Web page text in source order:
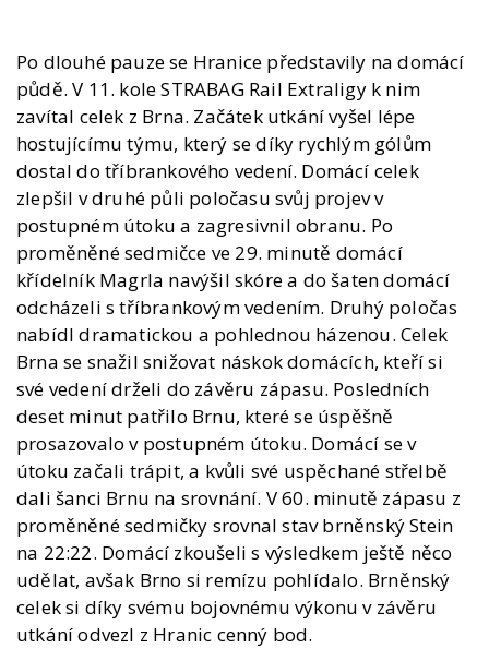
Po dlouhé pauze se Hranice představily na domácí
půdě. V 11. kole STRABAG Rail Extraligy k nim
zavítal celek z Brna. Začátek utkání vyšel lépe
hostujícímu týmu, který se díky rychlým gólům
dostal do tříbrankového vedení. Domácí celek
zlepšil v druhé půli poločasu svůj projev v
postupném útoku a zagresivnil obranu. Po
proměněné sedmičce ve 29. minutě domácí
křídelník Magrla navýšil skóre a do šaten domácí
odcházeli s tříbrankovým vedením. Druhý poločas
nabídl dramatickou a pohlednou házenou. Celek
Brna se snažil snižovat náskok domácích, kteří si
své vedení drželi do závěru zápasu. Posledních
deset minut patřilo Brnu, které se úspěšně
prosazovalo v postupném útoku. Domácí se v
útoku začali trápit, a kvůli své uspěchané střelbě
dali šanci Brnu na srovnání. V 60. minutě zápasu z
proměněné sedmičky srovnal stav brněnský Stein
na 22:22. Domácí zkoušeli s výsledkem ještě něco
udělat, avšak Brno si remízu pohlídalo. Brněnský
celek si díky svému bojovnému výkonu v závěru
utkání odvezl z Hranic cenný bod.